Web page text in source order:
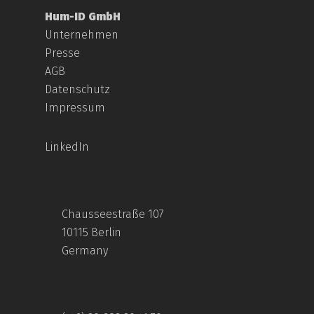
Hum-ID GmbH
Unternehmen
Presse
AGB
Datenschutz
Impressum
LinkedIn
Chausseestraße 107
10115 Berlin
Germany